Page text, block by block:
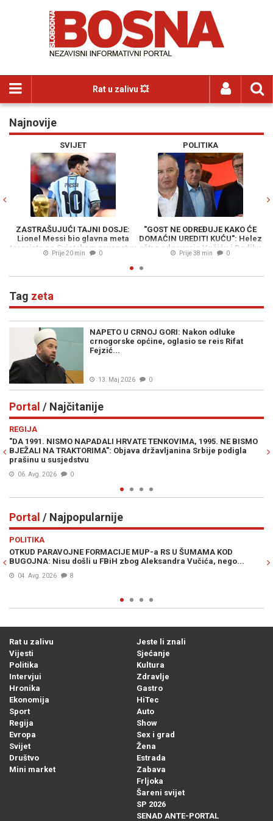
Rat u zalivu 💥
Najnovije
SVIJET
ZASTRAŠUJUĆI TAJNI DOSJE:
Lionel Messi bio glavna meta
terorista na Svjetskom prvenstvu
Prije 20 min 0
POLITIKA
"GOST NE ODREĐUJE KAKO ĆE
DOMAĆIN UREDITI KUĆU": Helez
oštro odgovorio Vučiću i Dodiku
Prije 38 min 0
Tag zeta
NAPETO U CRNOJ GORI: Nakon odluke
crnogorske općine, oglasio se reis Rifat
Fejzić...
13. Maj 2026 0
Portal / Najčitanije
REGIJA
"DA 1991. NISMO NAPADALI HRVATE TENKOVIMA, 1995. NE BISMO
BJEŽALI NA TRAKTORIMA": Objava državljanina Srbije podigla
prašinu u susjedstvu
06. Avg. 2026 0
Portal / Najpopularnije
POLITIKA
OTKUD PARAVOJNE FORMACIJE MUP-a RS U ŠUMAMA KOD
BUGOJNA: Nisu došli u FBiH zbog Aleksandra Vučića, nego...
04. Avg. 2026 8
Rat u zalivu
Vijesti
Politika
Intervjui
Hronika
Ekonomija
Sport
Regija
Evropa
Svijet
Društvo
Mini market
Jeste li znali
Sjećanje
Kultura
Zdravlje
Gastro
HiTec
Auto
Show
Sex i grad
Žena
Estrada
Zabava
Frljoka
Šareni svijet
SP 2026
SENAD ANTE-PORTAL